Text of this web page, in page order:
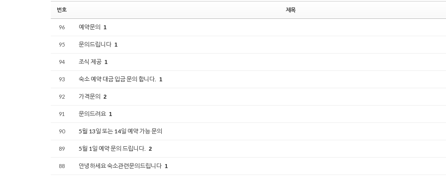
번호 제목
96 예약문의 1
95 문의드립니다 1
94 조식 제공 1
93 숙소 예약 대금 입금 문의 합니다. 1
92 가격문의 2
91 문의드려요 1
90 5월 13일 또는 14일 예약 가능 문의
89 5월 1일 예약 문의 드립니다. 2
88 안녕하세요 숙소관련문의드립니다 1